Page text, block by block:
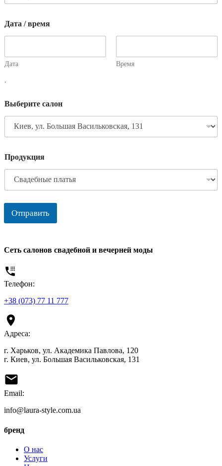
Дата / время
Дата Время
Выберите салон
Продукция
Отправить
Сеть салонов свадебной и вечерней моды
Телефон:
+38 (073) 77 11 777
Адреса:
г. Харьков, ул. Академика Павлова, 120
г. Киев, ул. Большая Васильковская, 131
Email:
info@laura-style.com.ua
бренд
О нас
Услуги